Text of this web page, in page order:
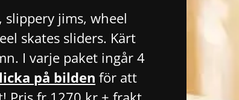
slippery jims, wheel
skates sliders. Kärt
I varje paket ingår 4
på bilden för att